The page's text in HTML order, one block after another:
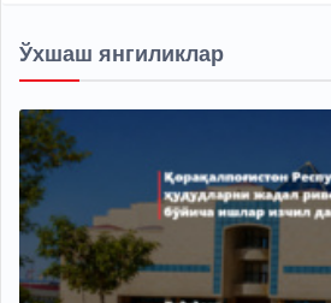
Ўхшаш янгиликлар